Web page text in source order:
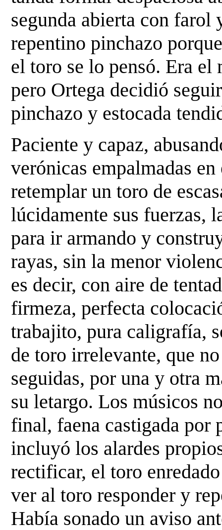
segunda abierta con farol
repentino pinchazo
el toro se lo pensó. Era el
pero Ortega decidió
pinchazo y estocada
Paciente y capaz,
verónicas empalmadas
retemplar un toro de
lúcidamente sus fuerzas,
para ir armando y
rayas, sin la menor
es decir, con aire de
firmeza, perfecta
trabajito, pura caligrafía,
de toro irrelevante, que
seguidas, por una y otra
su letargo. Los músicos
final, faena castigada por
incluyó los alardes
rectificar, el toro
ver al tororesponder y
Había sonado un aviso